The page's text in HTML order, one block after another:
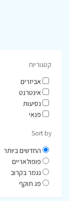
קטגוריות
אביזרים
אינטרנט
נסיעות
פנאי
Sort by
החדשים ביותר
פופולאריים
נגמר בקרוב
פג תוקף